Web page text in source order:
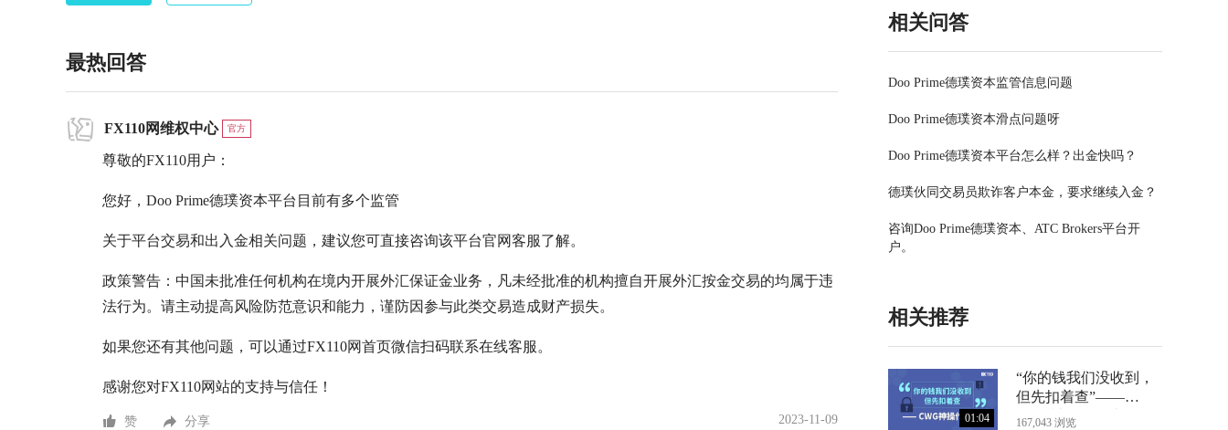
最热回答
FX110网维权中心 官方
尊敬的FX110用户：
您好，Doo Prime德璞资本平台目前有多个监管
关于平台交易和出入金相关问题，建议您可直接咨询该平台官网客服了解。
政策警告：中国未批准任何机构在境内开展外汇保证金业务，凡未经批准的机构擅自开展外汇按金交易的均属于违
法行为。请主动提高风险防范意识和能力，谨防因参与此类交易造成财产损失。
如果您还有其他问题，可以通过FX110网首页微信扫码联系在线客服。
感谢您对FX110网站的支持与信任！
赞 分享 2023-11-09
相关问答
Doo Prime德璞资本监管信息问题
Doo Prime德璞资本滑点问题呀
Doo Prime德璞资本平台怎么样？出金快吗？
德璞伙同交易员欺诈客户本金，要求继续入金？
咨询Doo Prime德璞资本、ATC Brokers平台开
户。
相关推荐
01:04
“你的钱我们没收到，
但先扣着查”——
CWG神操作曝光
167,043 浏览